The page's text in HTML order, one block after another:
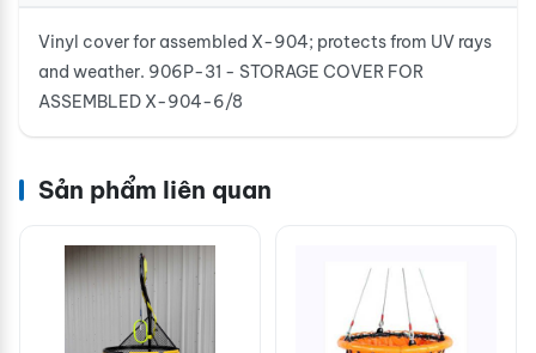
Vinyl cover for assembled X-904; protects from UV rays
and weather. 906P-31 - STORAGE COVER FOR
ASSEMBLED X-904-6/8
Sản phẩm liên quan